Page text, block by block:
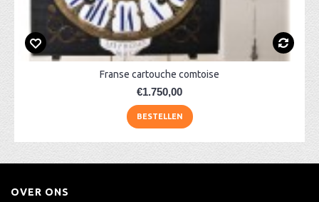
Franse cartouche comtoise
€1.750,00
BESTELLEN
OVER ONS